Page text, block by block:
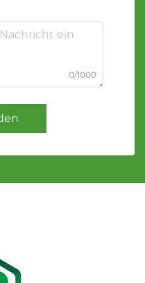
0/1000